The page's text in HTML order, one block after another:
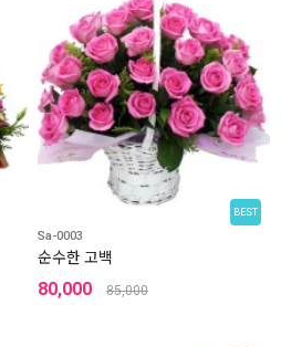
BEST
Sa-0003
순수한 고백
80,000 85,000